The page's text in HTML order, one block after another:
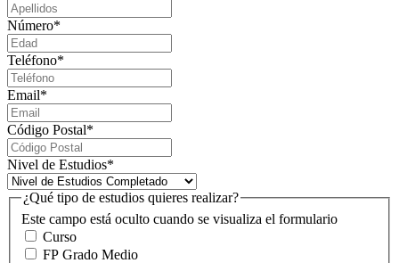
Número*
Teléfono*
Email*
Código Postal*
Nivel de Estudios*
Este campo está oculto cuando se visualiza el formulario
¿Qué tipo de estudios quieres realizar?
Curso
FP Grado Medio